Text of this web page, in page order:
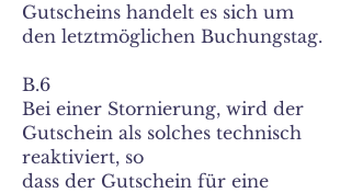
Gutscheins handelt es sich um
den letztmöglichen Buchungstag.
B.6
Bei einer Stornierung, wird der
Gutschein als solches technisch
reaktiviert, so
dass der Gutschein für eine